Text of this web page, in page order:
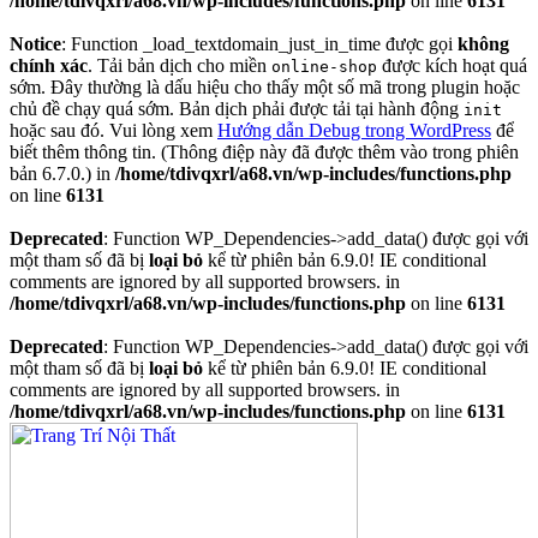
Notice: Function _load_textdomain_just_in_time được gọi không
chính xác. Tải bản dịch cho miền online-shop được kích hoạt quá
sớm. Đây thường là dấu hiệu cho thấy một số mã trong plugin hoặc
chủ đề chạy quá sớm. Bản dịch phải được tải tại hành động init
hoặc sau đó. Vui lòng xem Hướng dẫn Debug trong WordPress để
biết thêm thông tin. (Thông điệp này đã được thêm vào trong phiên
bản 6.7.0.) in /home/tdivqxrl/a68.vn/wp-includes/functions.php
on line 6131
Deprecated: Function WP_Dependencies->add_data() được gọi với
một tham số đã bị loại bỏ kể từ phiên bản 6.9.0! IE conditional
comments are ignored by all supported browsers. in
/home/tdivqxrl/a68.vn/wp-includes/functions.php on line 6131
Deprecated: Function WP_Dependencies->add_data() được gọi với
một tham số đã bị loại bỏ kể từ phiên bản 6.9.0! IE conditional
comments are ignored by all supported browsers. in
/home/tdivqxrl/a68.vn/wp-includes/functions.php on line 6131
Skip